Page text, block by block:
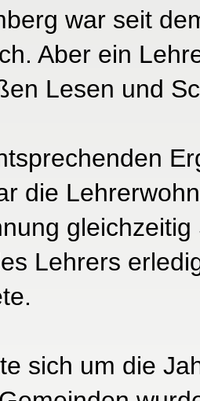
war seit
Aber ein
Lesen und
die
Lehrers
sich um die